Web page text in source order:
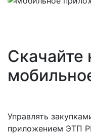
Скачайте
Управлять
приложением ЭТП